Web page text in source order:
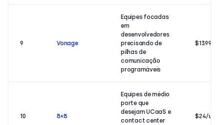
9 Vonage
Equipes focadas
em
desenvolvedores
precisando de
pilhas de
comunicação
programáveis
$13.99/
10 8×8
Equipes de médio
porte que
desejam UCaaS e
contact center
$24/